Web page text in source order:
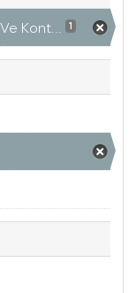
Kont... 1